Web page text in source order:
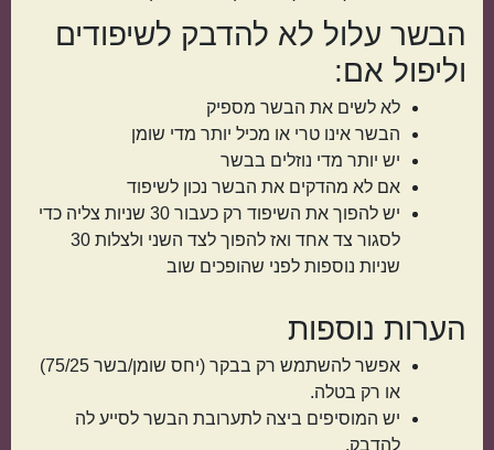
הבשר עלול לא להדבק לשיפודים
וליפול אם:
לא לשים את הבשר מספיק
הבשר אינו טרי או מכיל יותר מדי שומן
יש יותר מדי נוזלים בבשר
אם לא מהדקים את הבשר נכון לשיפוד
יש להפוך את השיפוד רק כעבור 30 שניות צליה כדי
לסגור צד אחד ואז להפוך לצד השני ולצלות 30
שניות נוספות לפני שהופכים שוב
הערות נוספות
אפשר להשתמש רק בבקר (יחס שומן/בשר 75/25)
או רק בטלה.
יש המוסיפים ביצה לתערובת הבשר לסייע לה
להדבק.